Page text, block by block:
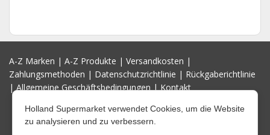
A-Z Marken | A-Z Produkte | Versandkosten |
Zahlungsmethoden | Datenschutzrichtlinie | Rückgaberichtlinie
|Allgemeine Geschäftsbedingungen|Kontakt
Holland Supermarket verwendet Cookies, um die Website
zu analysieren und zu verbessern.